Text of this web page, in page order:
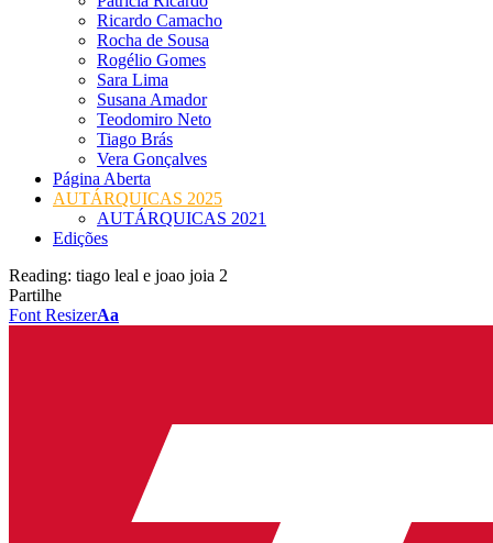
Ricardo Camacho
Rocha de Sousa
Rogélio Gomes
Sara Lima
Susana Amador
Teodomiro Neto
Tiago Brás
Vera Gonçalves
Página Aberta
AUTÁRQUICAS 2025
AUTÁRQUICAS 2021
Edições
Reading: tiago leal e joao joia 2
Partilhe
Font ResizerAa